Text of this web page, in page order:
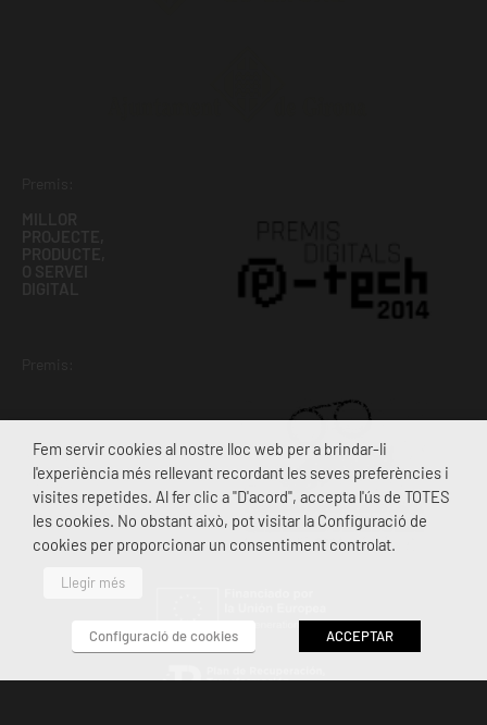
MILLOR
PUBLICACIÓ
DIGITAL
Fem servir cookies al nostre lloc web per a brindar-li
l'experiència més rellevant recordant les seves preferències i
visites repetides. Al fer clic a "D'acord", accepta l'ús de TOTES
les cookies. No obstant això, pot visitar la Configuració de
cookies per proporcionar un consentiment controlat.
Llegir més
Configuració de cookies ACCEPTAR